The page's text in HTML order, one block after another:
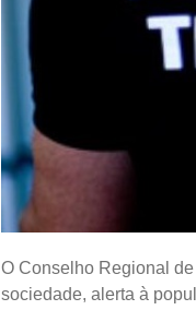
O Conselho Regional
sociedade, alerta à